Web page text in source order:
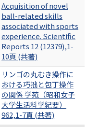
Acquisition of novel
ball-related skills
associated with sports
experience. Scientific
Reports 12 (12379),1-
10頁 (共著)
リンゴの丸むき操作に
おける巧拙と包丁操作
の関係 学苑（昭和女子
大学生活科学紀要）
962,1-7頁 (共著)